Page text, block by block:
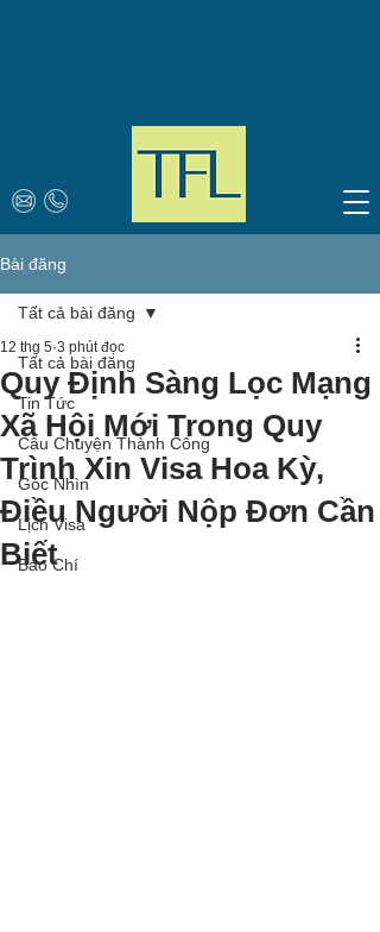
Bài đăng
Tất cả bài đăng
Tin Tức
Câu Chuyện Thành Công
Góc Nhìn
Lịch Visa
Báo Chí
Tất cả bài đăng
Quy Định Sàng Lọc Mạng
Xã Hội Mới Trong Quy
Trình Xin Visa Hoa Kỳ,
Điều Người Nộp Đơn Cần
Biết
12 thg 5 3 phút đọc